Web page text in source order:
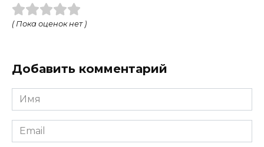
( Пока оценок нет )
Добавить комментарий
Имя
*
Email
*